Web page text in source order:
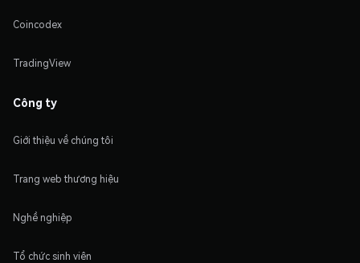
Coincodex
TradingView
Công ty
Giới thiệu về chúng tôi
Trang web thương hiệu
Nghề nghiệp
Tổ chức sinh viên